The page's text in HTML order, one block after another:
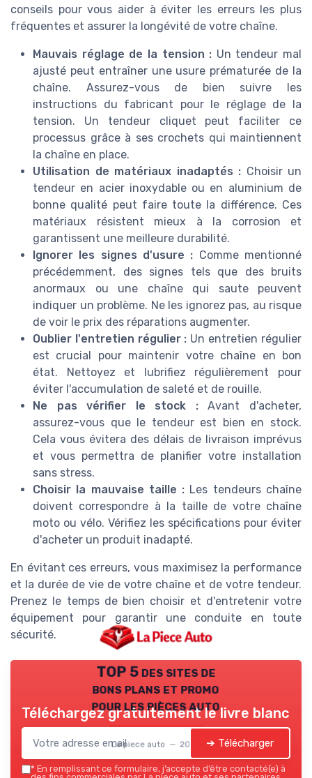
conseils pour vous aider à éviter les erreurs les plus
fréquentes et assurer la longévité de votre chaîne.
Mauvais réglage de la tension : Un tendeur mal
ajusté peut entraîner une usure prématurée de la
chaîne. Assurez-vous de bien suivre les
instructions du fabricant pour le réglage de la
tension. Un tendeur cliquet peut faciliter ce
processus grâce à ses crochets qui maintiennent
la chaîne en place.
Utilisation de matériaux inadaptés : Choisir un
tendeur en acier inoxydable ou en aluminium de
bonne qualité peut faire toute la différence. Ces
matériaux résistent mieux à la corrosion et
garantissent une meilleure durabilité.
Ignorer les signes d'usure : Comme mentionné
précédemment, des signes tels que des bruits
anormaux ou une chaîne qui saute peuvent
indiquer un problème. Ne les ignorez pas, au risque
de voir le prix des réparations augmenter.
Oublier l'entretien régulier : Un entretien régulier
est crucial pour maintenir votre chaîne en bon
état. Nettoyez et lubrifiez régulièrement pour
éviter l'accumulation de saleté et de rouille.
Ne pas vérifier le stock :Avant d'acheter,
assurez-vous que le tendeur est bien en stock.
Cela vous évitera des délais de livraison imprévus
et vous permettra de planifier votre installation
sans stress.
Choisir la mauvaise taille : Les tendeurs chaîne
doivent correspondre à la taille de votre chaîne
moto ou vélo. Vérifiez les spécifications pour éviter
d'acheter un produit inadapté.
En évitant ces erreurs, vous maximisez la performance
et la durée de vie de votre chaîne et de votre tendeur.
Prenez le temps de bien choisir et d'entretenir votre
équipement pour garantir une conduite en toute
sécurité.
TOP 5 des sites de
bons plans et promo
pour les pièces auto
La piece auto — 2026
Téléchargez gratuitement le livre blanc
➔ Télécharger
* En remplissant ce formulaire, j’accepte d’être contacté(e) à